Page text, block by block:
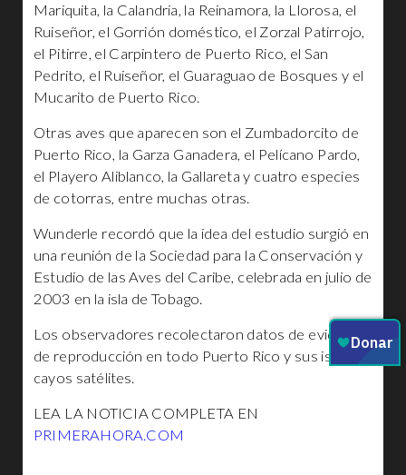
Mariquita, la Calandria, la Reinamora, la Llorosa, el
Ruiseñor, el Gorrión doméstico, el Zorzal Patirrojo,
el Pitirre, el Carpintero de Puerto Rico, el San
Pedrito, el Ruiseñor, el Guaraguao de Bosques y el
Mucarito de Puerto Rico.
Otras aves que aparecen son el Zumbadorcito de
Puerto Rico, la Garza Ganadera, el Pelícano Pardo,
el Playero Aliblanco, la Gallareta y cuatro especies
de cotorras, entre muchas otras.
Wunderle recordó que la idea del estudio surgió en
una reunión de la Sociedad para la Conservación y
Estudio de las Aves del Caribe, celebrada en julio de
2003 en la isla de Tobago.
Los observadores recolectaron datos de evidencia
de reproducción en todo Puerto Rico y sus islas y
cayos satélites.
LEA LA NOTICIA COMPLETA EN
PRIMERAHORA.COM